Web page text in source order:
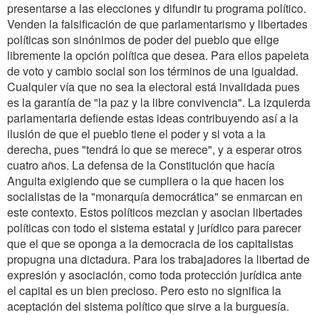
presentarse a las elecciones y difundir tu programa político.
Venden la falsificación de que parlamentarismo y libertades
políticas son sinónimos de poder del pueblo que elige
libremente la opción política que desea. Para ellos papeleta
de voto y cambio social son los términos de una igualdad.
Cualquier vía que no sea la electoral está invalidada pues
es la garantía de "la paz y la libre convivencia". La izquierda
parlamentaria defiende estas ideas contribuyendo así a la
ilusión de que el pueblo tiene el poder y si vota a la
derecha, pues "tendrá lo que se merece", y a esperar otros
cuatro años. La defensa de la Constitución que hacía
Anguita exigiendo que se cumpliera o la que hacen los
socialistas de la "monarquía democrática" se enmarcan en
este contexto. Estos políticos mezclan y asocian libertades
políticas con todo el sistema estatal y jurídico para parecer
que el que se oponga a la democracia de los capitalistas
propugna una dictadura. Para los trabajadores la libertad de
expresión y asociación, como toda protección jurídica ante
el capital es un bien precioso. Pero esto no significa la
aceptación del sistema político que sirve a la burguesía.